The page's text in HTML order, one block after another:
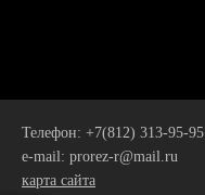
Телефон: +7(812) 313-95-95
e-mail: prorez-r@mail.ru
карта сайта